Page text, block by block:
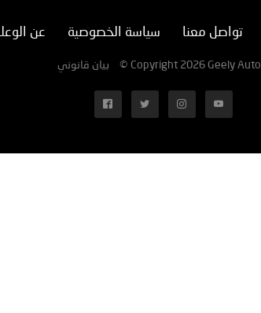
عن سياسة الخصوصية تواصل معنا
بيان قانوني © Copyright 2026 Geely Auto